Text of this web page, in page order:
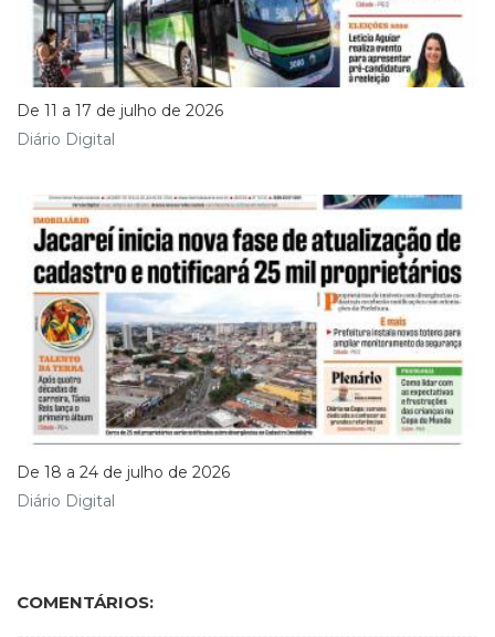
De 11 a 17 de julho de 2026
Diário Digital
De 18 a 24 de julho de 2026
Diário Digital
COMENTÁRIOS: